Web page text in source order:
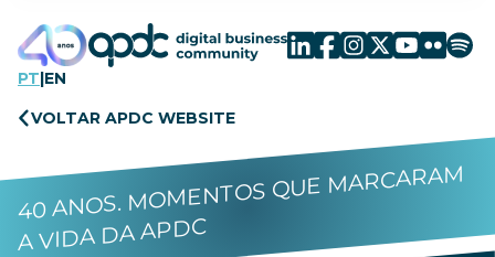
PT|EN
VOLTAR APDC WEBSITE
40 ANOS. MOMENTOS QUE MARCARAM
A VIDA DA APDC